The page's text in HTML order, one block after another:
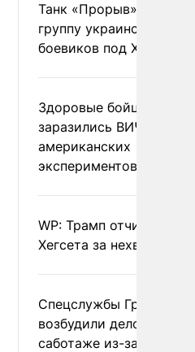
Танк «Прорыв»
группу украинских
боевиков под
Здоровые бойцы ВСУ
заразились ВИЧ после
американских
экспериментов
WP: Трамп отчитал
Хегсета за нехватку
Спецслужбы Грузии
возбудили дело о
саботаже из-за фейков